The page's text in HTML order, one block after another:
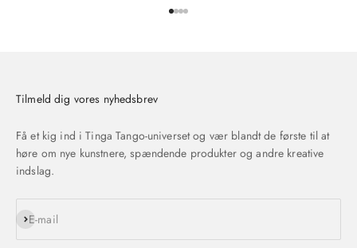
Tilmeld dig vores nyhedsbrev
Få et kig ind i Tinga Tango-universet og vær blandt de første til at
høre om nye kunstnere, spændende produkter og andre kreative
indslag.
E-mail
Abonnér